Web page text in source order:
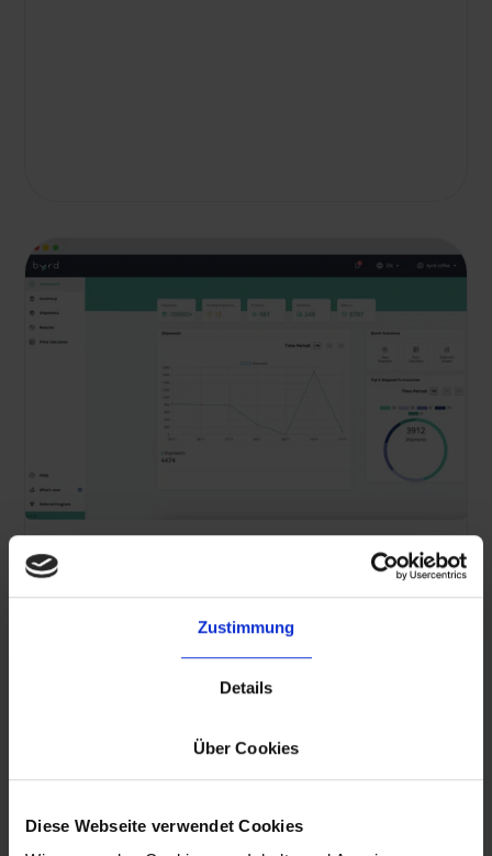
Zustimmung
Details
Über Cookies
Diese Webseite verwendet Cookies
Mit einem klaren Retourenprozess und einen
individualisierbaren Retouren Portal reduzierst